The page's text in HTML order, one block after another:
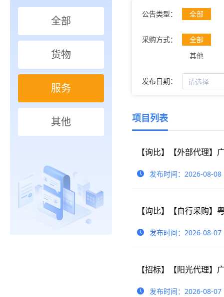
全部
货物
服务
其他
公告类型： 全部
采购方式：
全部
其他
发布日期：
项目列表
发布时间：2026-08-08
【询比】【自行采购
发布时间：2026-08-07
发布时间：2026-08-07